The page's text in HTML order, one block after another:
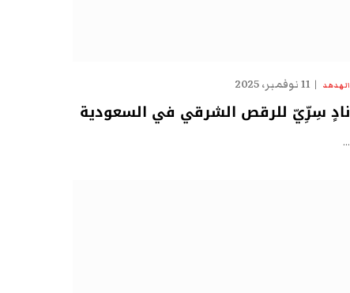
الهدهد 11 نوفمبر، 2025
نادٍ سِرِّيّ للرقص الشرقي في السعودية
…